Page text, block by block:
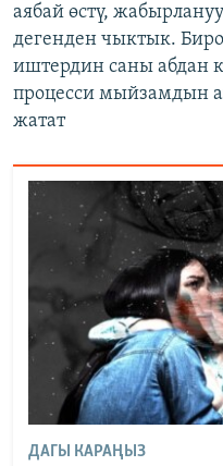
аябай өстү,
дегенден чыктык.
иштердин саны абдан
процесси мыйзамдын
жатат
ДАГЫ КАРАҢЫЗ